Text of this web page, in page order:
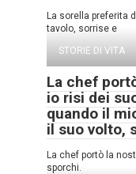
La sorella preferita
tavolo, sorrise e
STORIE DI VITA
La chef
io risi dei
quando il
il suo volto,
La chef portò la
sporchi.